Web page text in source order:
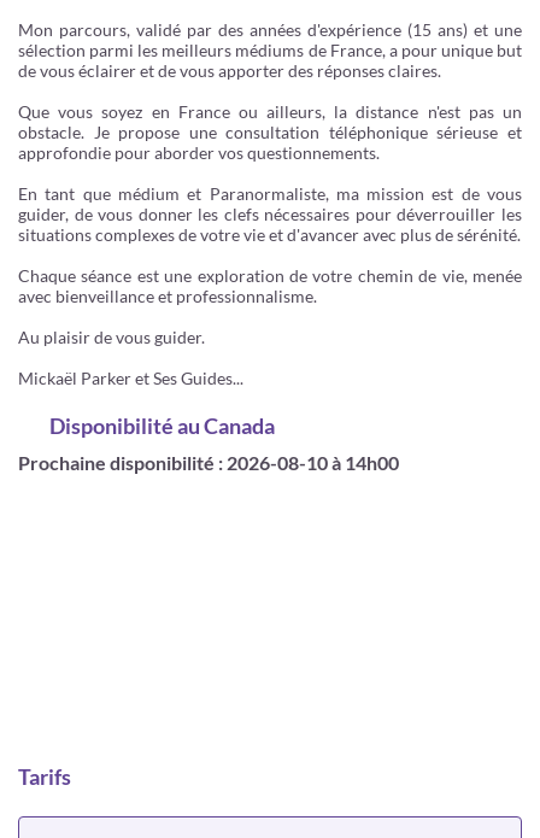
Mon parcours, validé par des années d'expérience (15 ans) et une
sélection parmi les meilleurs médiums de France, a pour unique but
de vous éclairer et de vous apporter des réponses claires.
Que vous soyez en France ou ailleurs, la distance n'est pas un
obstacle. Je propose une consultation téléphonique sérieuse et
approfondie pour aborder vos questionnements.
En tant que médium et Paranormaliste, ma mission est de vous
guider, de vous donner les clefs nécessaires pour déverrouiller les
situations complexes de votre vie et d'avancer avec plus de sérénité.
Chaque séance est une exploration de votre chemin de vie, menée
avec bienveillance et professionnalisme.
Au plaisir de vous guider.
Mickaël Parker et Ses Guides...
Disponibilitéau Canada
Prochaine disponibilité : 2026-08-10 à 14h00
Tarifs